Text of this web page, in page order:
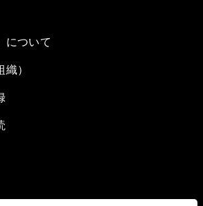
について
）